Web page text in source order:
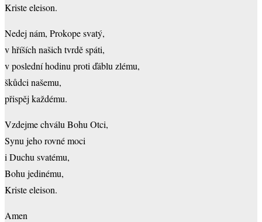
Kriste eleison.
Nedej nám, Prokope svatý,
v hříších našich tvrdě spáti,
v poslední hodinu proti ďáblu zlému,
škůdci našemu,
přispěj každému.
Vzdejme chválu Bohu Otci,
Synu jeho rovné moci
i Duchu svatému,
Bohu jedinému,
Kriste eleison.
Amen